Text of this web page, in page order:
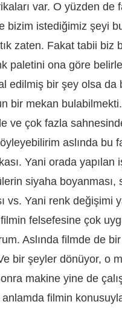
var. O yüzden de
bizim istediğimiz şeyi
zaten. Fakat tabii biz
paletini ona göre
edilmiş bir şey olsa da
bir mekan
ve çok fazla
aslında bu
Yani orada yapılan
siyaha boyanması,
vs. Yani renk değişimi
felsefesine çok
Aslında filmde de
bir şeyler dönüyor, o
makine yine de
filmin